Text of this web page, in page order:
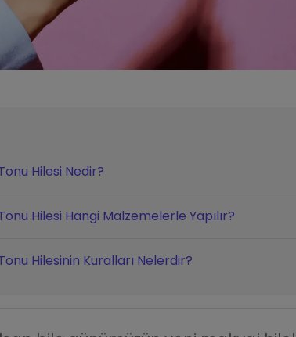
Hilesi Nedir?
Hilesi Hangi Malzemelerle Yapılır?
Hilesinin Kuralları Nelerdir?